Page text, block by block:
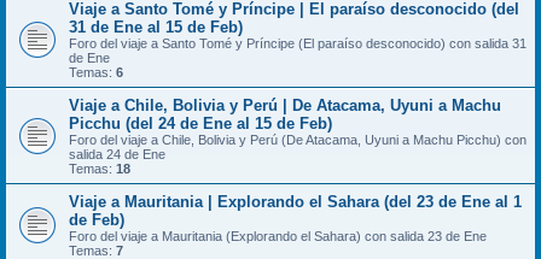
Viaje a Santo Tomé y Príncipe | El paraíso desconocido (del
31 de Ene al 15 de Feb)
Foro del viaje a Santo Tomé y Príncipe (El paraíso desconocido) con salida 31
de Ene
Temas: 6
Viaje a Chile, Bolivia y Perú | De Atacama, Uyuni a Machu
Picchu (del 24 de Ene al 15 de Feb)
Foro del viaje a Chile, Bolivia y Perú (De Atacama, Uyuni a Machu Picchu) con
salida 24 de Ene
Temas: 18
Viaje a Mauritania | Explorando el Sahara (del 23 de Ene al 1
de Feb)
Foro del viaje a Mauritania (Explorando el Sahara) con salida 23 de Ene
Temas: 7